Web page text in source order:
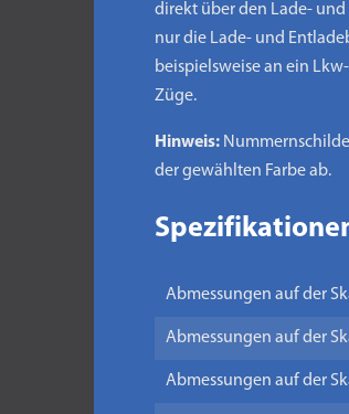
direkt über den Lade-
nur die Lade- und
beispielsweise an ein
Züge.
Hinweis:
der gewählten Farbe ab.
Abmessungen auf der
Abmessungen auf der
Abmessungen auf der